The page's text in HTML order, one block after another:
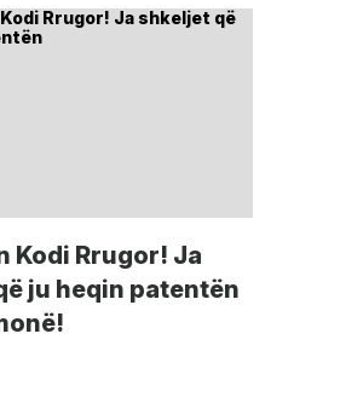
Kodi Rrugor! Ja
ju heqin patentën